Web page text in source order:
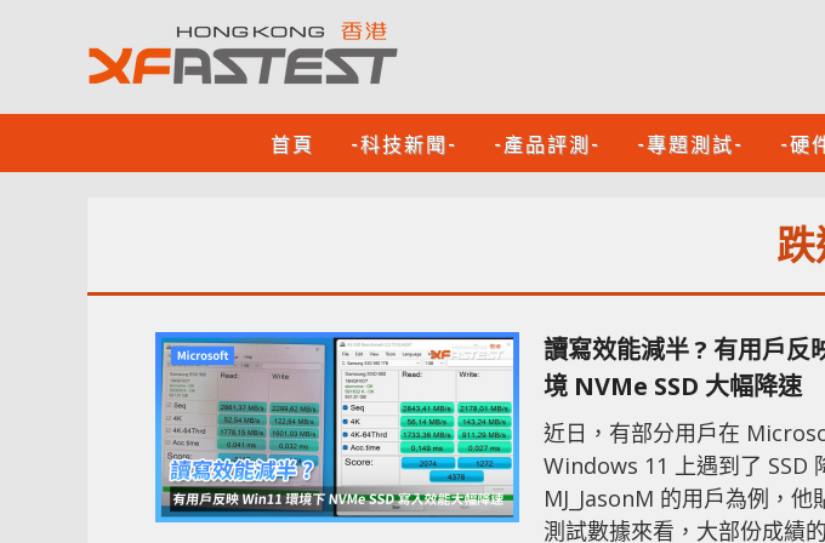
首頁 -科技新聞- -產品評測- -專題測試- -硬
讀寫效能減半 ? 有用戶
境 NVMe SSD 大幅降速
近日，有部分用戶在
Windows 11 上遇到了 SSD
MJ_JasonM 的用戶為例，
測試數據來看，大部份成績